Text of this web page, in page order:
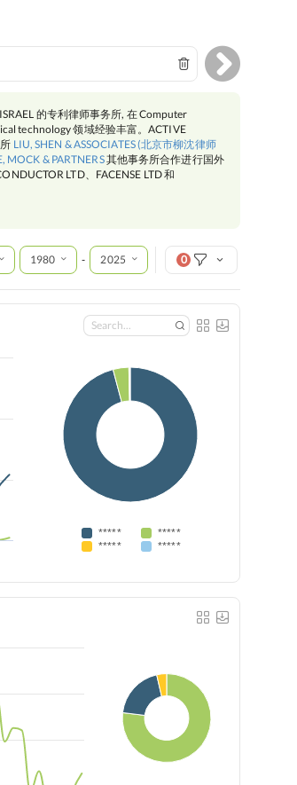
的专利律师事务所, 在 Computer
technology 领域经验丰富。ACTIVE
LIU, SHEN & ASSOCIATES (北京市柳沈律师
MOCK & PARTNERS其他事务所合作进行国外
LTD、FACENSE LTD 和
1980 - 2025 0
*****
*****
*****
*****